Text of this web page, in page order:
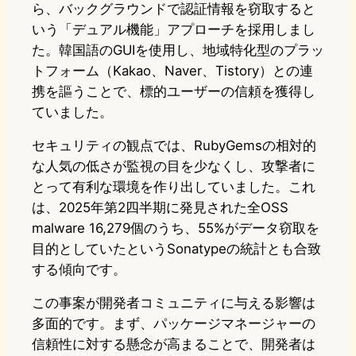
ら、バックグラウンドで認証情報を窃取すると
いう「デュアル機能」アプローチを採用しまし
た。韓国語のGUIを使用し、地域特化型のプラッ
トフォーム（Kakao、Naver、Tistory）との連
携を謳うことで、標的ユーザーの信頼を獲得し
ていました。
セキュリティの観点では、RubyGemsの相対的
な人気の低さが監視の目を少なくし、攻撃者に
とって有利な環境を作り出していました。これ
は、2025年第2四半期に発見された全OSS
malware 16,279個のうち、55%がデータ窃取を
目的としていたというSonatypeの統計とも合致
する傾向です。
この事案が開発者コミュニティに与える影響は
多面的です。まず、パッケージマネージャーの
信頼性に対する懸念が高まることで、開発者は